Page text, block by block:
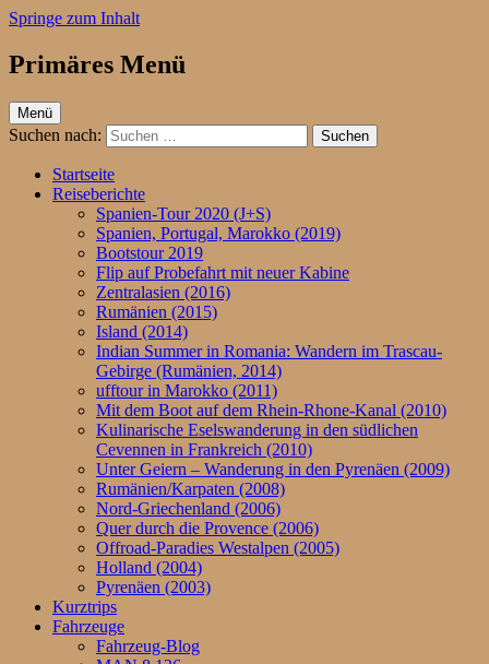
Springe zum Inhalt
ufftour.de – Aktiv unterwegs
Primäres Menü
Menü
Suchen nach:
Startseite
Reiseberichte
Spanien-Tour 2020 (J+S)
Spanien, Portugal, Marokko (2019)
Bootstour 2019
Flip auf Probefahrt mit neuer Kabine
Zentralasien (2016)
Rumänien (2015)
Island (2014)
Indian Summer in Romania: Wandern im Trascau-
Gebirge (Rumänien, 2014)
ufftour in Marokko (2011)
Mit dem Boot auf dem Rhein-Rhone-Kanal (2010)
Kulinarische Eselswanderung in den südlichen
Cevennen in Frankreich (2010)
Unter Geiern – Wanderung in den Pyrenäen (2009)
Rumänien/Karpaten (2008)
Nord-Griechenland (2006)
Quer durch die Provence (2006)
Offroad-Paradies Westalpen (2005)
Holland (2004)
Pyrenäen (2003)
Kurztrips
Fahrzeuge
Fahrzeug-Blog